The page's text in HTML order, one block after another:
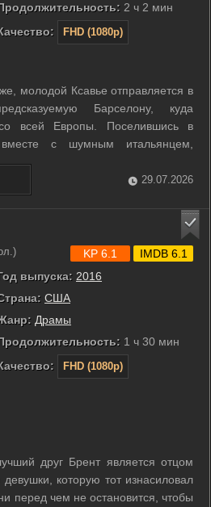
2 ч 2 мин
FHD (1080p)
молодой Ксавье отправляется в
Барселону, куда
всей Европы. Поселившись в
вместе с шумным итальянцем,
немцем, жгучей испанкой и
он намерен учиться и только
понимает, что в ...
29.07.2026
выпуска: 2016
США
Драмы
1 ч 30 мин
FHD (1080p)
KP 6.1 IMDB 6.1
друг Брент является отцом
девушки, которую тот изнасиловал
перед чем не остановится, чтобы